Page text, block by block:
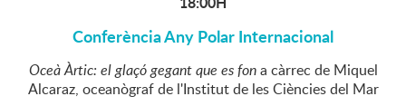
Conferència Any Polar Internacional
Oceà Àrtic: el glaçó gegant que es fona càrrec de Miquel
Alcaraz, oceanògraf de l'Institut de les Ciències del Mar